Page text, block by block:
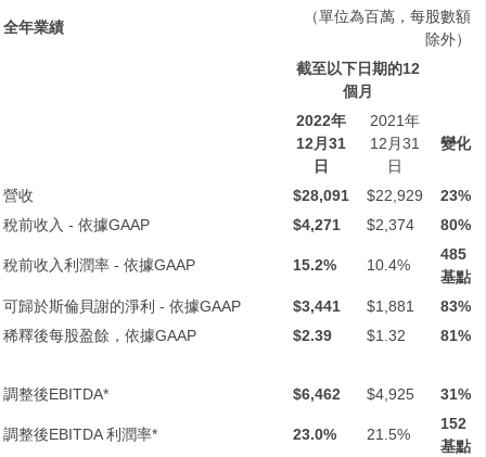
全年業績
（單位為百萬，每股數額
除外）
截至以下日期的12
個月
2022年
12月 31
日
2021年
12月31
日
變化
營收 $28,091 $22,929
23%
稅前收入 - 依據GAAP
$4,271 $2,374 80%
稅前收入利潤率 - 依據GAAP 15.2% 10.4%
485
基點
可歸於斯倫貝謝的淨利 - 依據GAAP
$3,441 $1,881
83%
稀釋後每股盈餘，依據GAAP
$2.39 $1.32 81%
調整後EBITDA* $6,462 $4,925 31%
調整後EBITDA 利潤率* 23.0% 21.5%
152
基點